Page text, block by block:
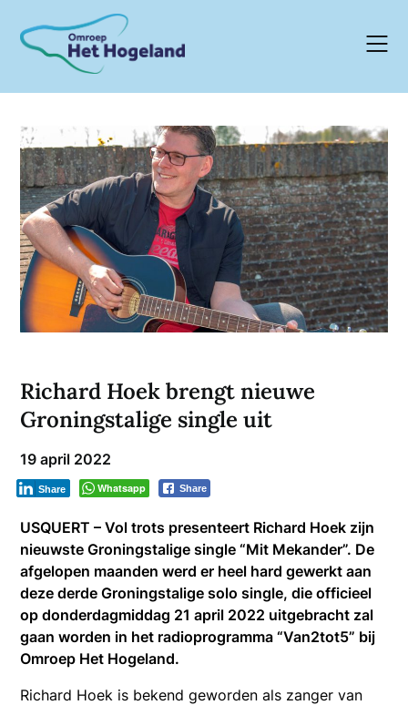
content
Richard Hoek brengt nieuwe
Groningstalige single uit
19 april 2022
Whatsapp Share
Share
USQUERT – Vol trots presenteert Richard Hoek zijn
nieuwste Groningstalige single “Mit Mekander”. De
afgelopen maanden werd er heel hard gewerkt aan
deze derde Groningstalige solo single, die officieel
op donderdagmiddag 21 april 2022 uitgebracht zal
gaan worden in het radioprogramma “Van2tot5” bij
Omroep Het Hogeland.
Richard Hoek is bekend geworden als zanger van